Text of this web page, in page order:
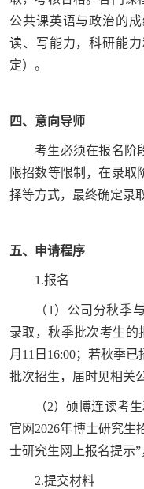
公共课英语与政治的
读、写能力，科研能
定）。
四、意向导师
考生必须在报名阶
限招数等限制，在录取
择等方式，最终确定录
五、申请程序
1.报名
（1）公司分秋季
录取，秋季批次考生的
月11日16:00；若秋季
批次招生，届时见相关
（2）硕博连读考
官网2026年博士研究生
士研究生网上报名提示”
2.提交材料